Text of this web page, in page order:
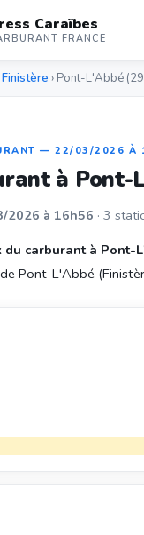
Caraïbes
FRANCE
Finistère › Pont-L'Abbé
— 22/03/2026 À
à Pont-
2026 à 16h56 · 3
du carburant à Pont-
Pont-L'Abbé